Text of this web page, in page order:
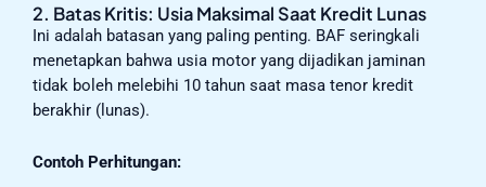
2. Batas Kritis: Usia Maksimal Saat Kredit Lunas
Ini adalah batasan yang paling penting. BAF seringkali
menetapkan bahwa usia motor yang dijadikan jaminan
tidak boleh melebihi 10 tahun saat masa tenor kredit
berakhir (lunas).
Contoh Perhitungan: